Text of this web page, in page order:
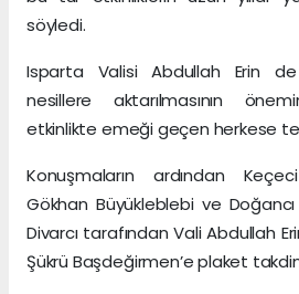
söyledi.
Isparta Valisi Abdullah Erin
nesillere aktarılmasının
etkinlikte emeği geçen herkese
Konuşmaların ardından
Gökhan Büyükleblebi ve
Divarcı tarafından Vali Abdullah
Şükrü Başdeğirmen’e plaket